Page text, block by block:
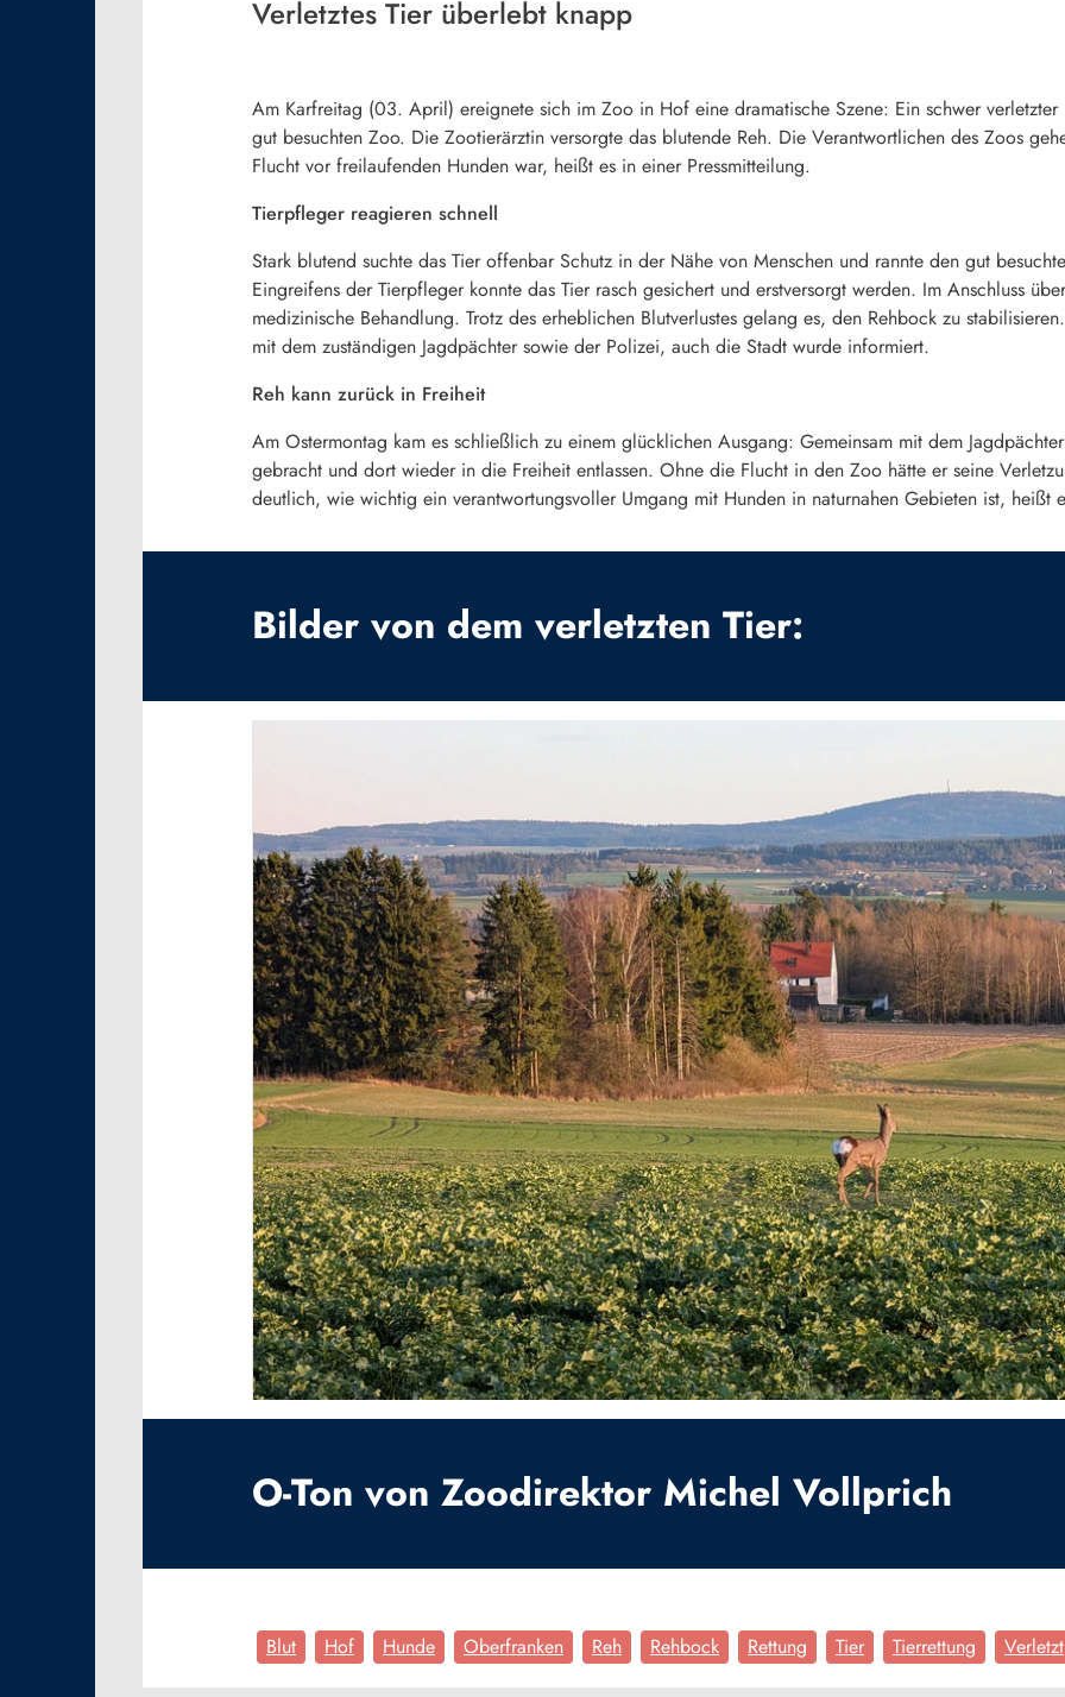
Verletztes Tier überlebt knapp
Am Karfreitag (03. April) ereignete sich im Zoo in Hof eine dramatische Szene: Ein schwer verletzter
gut besuchten Zoo. Die Zootierärztin versorgte das blutende Reh. Die Verantwortlichen des Zoos
Flucht vor freilaufenden Hunden war, heißt es in einer Pressmitteilung.
Tierpfleger reagieren schnell
Stark blutend suchte das Tier offenbar Schutz in der Nähe von Menschen und rannte den gut
Eingreifens der Tierpfleger konnte das Tier rasch gesichert und erstversorgt werden. Im Anschluss
medizinische Behandlung. Trotz des erheblichen Blutverlustes gelang es, den Rehbock zu
mit dem zuständigen Jagdpächter sowie der Polizei, auch die Stadt wurde informiert.
Reh kann zurück in Freiheit
Am Ostermontag kam es schließlich zu einem glücklichen Ausgang: Gemeinsam mit dem
gebracht und dort wieder in die Freiheit entlassen. Ohne die Flucht in den Zoo hätte er seine
deutlich, wie wichtig ein verantwortungsvoller Umgang mit Hunden in naturnahen Gebieten ist, heißt
Bilder von dem verletzten Tier:
O-Ton von Zoodirektor Michel Vollprich
Blut Hof Hunde Oberfranken Reh Rehbock Rettung Tier Tierrettung Verletzt